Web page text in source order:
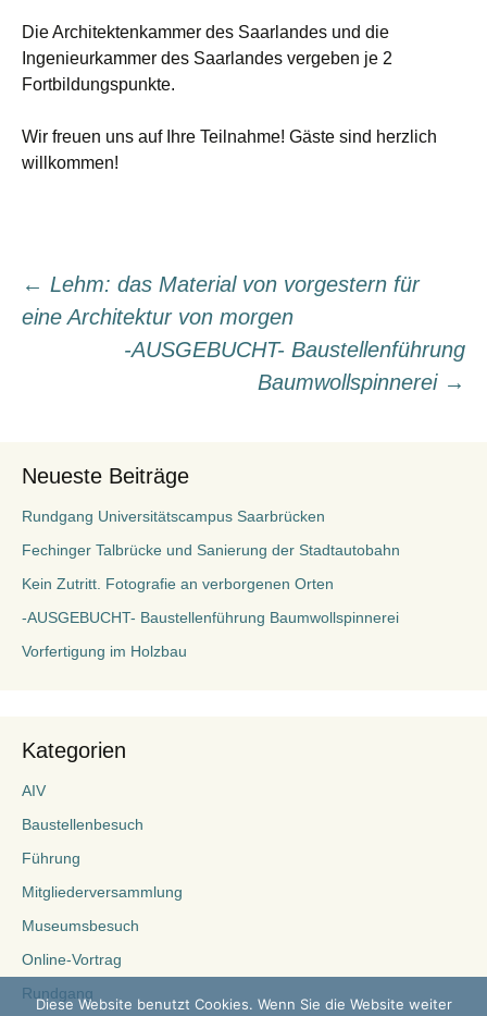
Die Architektenkammer des Saarlandes und die
Ingenieurkammer des Saarlandes vergeben je 2
Fortbildungspunkte.
Wir freuen uns auf Ihre Teilnahme! Gäste sind herzlich
willkommen!
Beitragsnavigation
← Lehm: das Material von vorgestern für
eine Architektur von morgen
-AUSGEBUCHT- Baustellenführung
Baumwollspinnerei →
Neueste Beiträge
Rundgang Universitätscampus Saarbrücken
Fechinger Talbrücke und Sanierung der Stadtautobahn
Kein Zutritt. Fotografie an verborgenen Orten
-AUSGEBUCHT- Baustellenführung Baumwollspinnerei
Vorfertigung im Holzbau
Kategorien
AIV
Baustellenbesuch
Führung
Mitgliederversammlung
Museumsbesuch
Online-Vortrag
Rundgang
Diese Website benutzt Cookies. Wenn Sie die Website weiter